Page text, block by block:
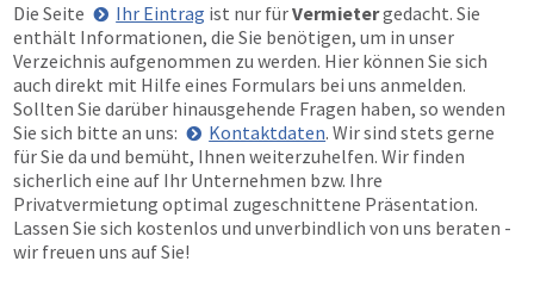
Die Seite
Ihr Eintrag ist nur fürVermietergedacht. Sie
enthält Informationen, die Sie benötigen, um in unser
Verzeichnis aufgenommen zu werden. Hier können Sie sich
auch direkt mit Hilfe eines Formulars bei uns anmelden.
Sollten Sie darüber hinausgehende Fragen haben, so wenden
Sie sich bitte an uns:
Kontaktdaten. Wir sind stets gerne
für Sie da und bemüht, Ihnen weiterzuhelfen. Wir finden
sicherlich eine auf Ihr Unternehmen bzw. Ihre
Privatvermietung optimal zugeschnittene Präsentation.
Lassen Sie sich kostenlos und unverbindlich von uns beraten -
wir freuen uns auf Sie!